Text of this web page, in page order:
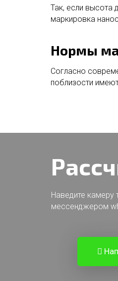
Так, если высота
маркировка
Нормы
Согласно
поблизости
Наведите камеру
мессенджером